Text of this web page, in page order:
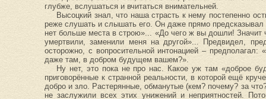
глубже, вслушаться и вчитаться внимательней.
Высоцкий знал, что наша страсть к нему постепенно
реже слушать и слышать его. Он даже прямо предсказывал
нет больше места в строю»... «До чего ж вы дошли! Значит
умертвили, заменили меня на другой»... Предвидел,
осторожно, с вопросительной интонацией –
даже там, в добром будущем вашем?».
Ну нет, это пока не про нас. Какое уж там «доброе
приговорённые к странной реальности, в которой ещё
добро и зло. Растерянные, обманутые (кем? почему? за
не заслужили всех этих унижений и неприятностей.